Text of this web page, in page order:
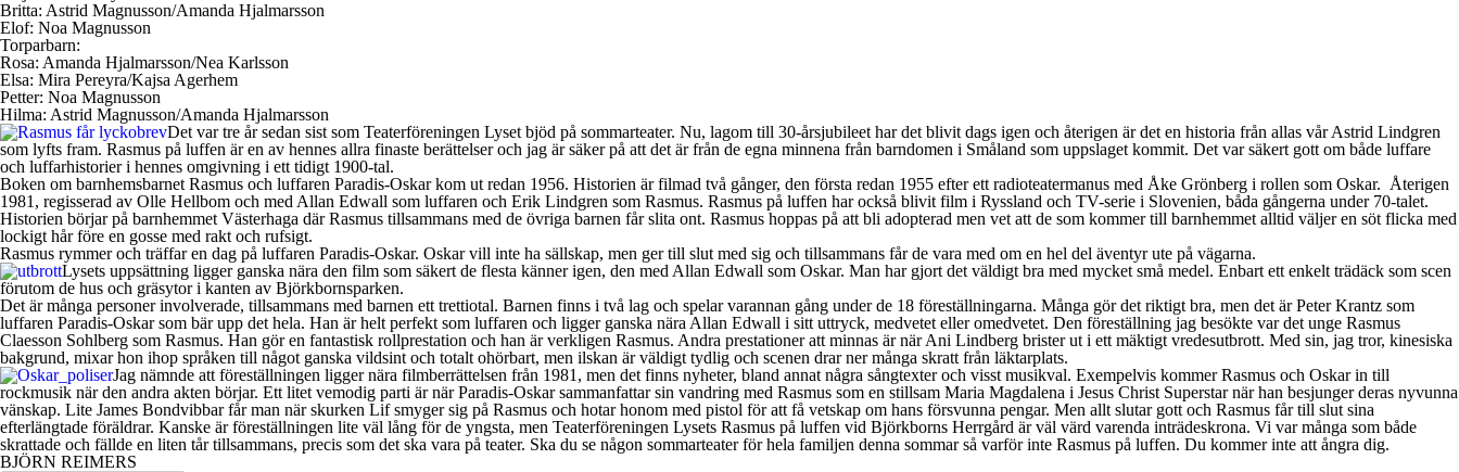
Britta: Astrid Magnusson/Amanda Hjalmarsson
Elof: Noa Magnusson
Torparbarn:
Rosa: Amanda Hjalmarsson/Nea Karlsson
Elsa: Mira Pereyra/Kajsa Agerhem
Petter: Noa Magnusson
Hilma: Astrid Magnusson/Amanda Hjalmarsson
Det var tre år sedan sist som Teaterföreningen Lyset bjöd på sommarteater. Nu, lagom till 30-årsjubileet har det blivit dags igen och återigen är det en historia från allas vår Astrid Lindgren
som lyfts fram. Rasmus på luffen är en av hennes allra finaste berättelser och jag är säker på att det är från de egna minnena från barndomen i Småland som uppslaget kommit. Det var säkert gott om både luffare
och luffarhistorier i hennes omgivning i ett tidigt 1900-tal.
Boken om barnhemsbarnet Rasmus och luffaren Paradis-Oskar kom ut redan 1956. Historien är filmad två gånger, den första redan 1955 efter ett radioteatermanus med Åke Grönberg i rollen som Oskar. Återigen
1981, regisserad av Olle Hellbom och med Allan Edwall som luffaren och Erik Lindgren som Rasmus. Rasmus på luffen har också blivit film i Ryssland och TV-serie i Slovenien, båda gångerna under 70-talet.
Historien börjar på barnhemmet Västerhaga där Rasmus tillsammans med de övriga barnen får slita ont. Rasmus hoppas på att bli adopterad men vet att de som kommer till barnhemmet alltid väljer en söt flicka med
lockigt hår före en gosse med rakt och rufsigt.
Rasmus rymmer och träffar en dag på luffaren Paradis-Oskar. Oskar vill inte ha sällskap, men ger till slut med sig och tillsammans får de vara med om en hel del äventyr ute på vägarna.
Lysets uppsättning ligger ganska nära den film som säkert de flesta känner igen, den med Allan Edwall som Oskar. Man har gjort det väldigt bra med mycket små medel. Enbart ett enkelt trädäck som scen
förutom de hus och gräsytor i kanten av Björkbornsparken.
Det är många personer involverade, tillsammans med barnen ett trettiotal. Barnen finns i två lag och spelar varannan gång under de 18 föreställningarna. Många gör det riktigt bra, men det är Peter Krantz som
luffaren Paradis-Oskar som bär upp det hela. Han är helt perfekt som luffaren och ligger ganska nära Allan Edwall i sitt uttryck, medvetet eller omedvetet. Den föreställning jag besökte var det unge Rasmus
Claesson Sohlberg som Rasmus. Han gör en fantastisk rollprestation och han är verkligen Rasmus. Andra prestationer att minnas är när Ani Lindberg brister ut i ett mäktigt vredesutbrott. Med sin, jag tror, kinesiska
bakgrund, mixar hon ihop språken till något ganska vildsint och totalt ohörbart, men ilskan är väldigt tydlig och scenen drar ner många skratt från läktarplats.
Jag nämnde att föreställningen ligger nära filmberrättelsen från 1981, men det finns nyheter, bland annat några sångtexter och visst musikval. Exempelvis kommer Rasmus och Oskar in till
rockmusik när den andra akten börjar. Ett litet vemodig parti är när Paradis-Oskar sammanfattar sin vandring med Rasmus som en stillsam Maria Magdalena i Jesus Christ Superstar när han besjunger deras nyvunna
vänskap. Lite James Bondvibbar får man när skurken Lif smyger sig på Rasmus och hotar honom med pistol för att få vetskap om hans försvunna pengar. Men allt slutar gott och Rasmus får till slut sina
efterlängtade föräldrar. Kanske är föreställningen lite väl lång för de yngsta, men Teaterföreningen Lysets Rasmus på luffen vid Björkborns Herrgård är väl värd varenda inträdeskrona. Vi var många som både
skrattade och fällde en liten tår tillsammans, precis som det ska vara på teater. Ska du se någon sommarteater för hela familjen denna sommar så varför inte Rasmus på luffen. Du kommer inte att ångra dig.
BJÖRN REIMERS